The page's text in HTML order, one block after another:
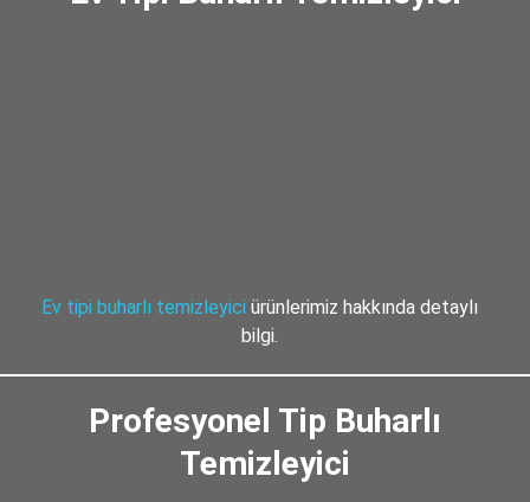
Ev tipi buharlı temizleyici ürünlerimiz hakkında detaylı
bilgi.
Buharlı Temizleyici
Profesyonel Tip Buharlı
Temizleyici